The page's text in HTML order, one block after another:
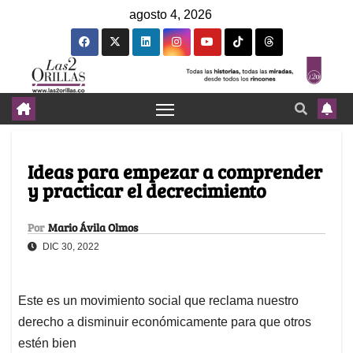
agosto 4, 2026
Ideas para empezar a comprender
y practicar el decrecimiento
Por Mario Ávila Olmos
DIC 30, 2022
Este es un movimiento social que reclama nuestro
derecho a disminuir económicamente para que otros
estén bien